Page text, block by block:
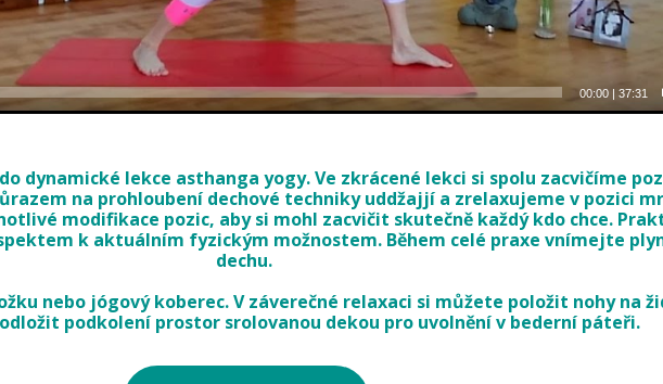
00:00 37:31
dynamické lekce asthanga yogy. Ve zkrácené lekci si spolu zacvičíme
na prohloubení dechové techniky uddžajjí a zrelaxujeme v pozici
modifikace pozic, aby si mohl zacvičit skutečně každý kdo chce.
k aktuálním fyzickým možnostem. Během celé praxe vnímejte
dechu.
nebo jógový koberec. V záverečné relaxaci si můžete položit nohy na
podkolení prostor srolovanou dekou pro uvolnění v bederní páteři.